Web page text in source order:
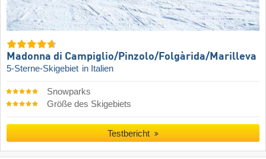
Madonna di Campiglio/​Pinzolo/​Folgàrida/​Marilleva
5-Sterne-Skigebiet in Italien
Snowparks
Größe des Skigebiets
Testbericht